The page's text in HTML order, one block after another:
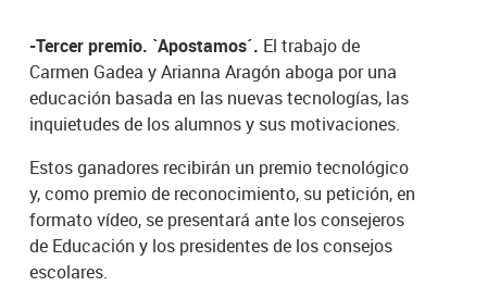
-Tercer premio. `Apostamos´. El trabajo de
Carmen Gadea y Arianna Aragón aboga por una
educación basada en las nuevas tecnologías, las
inquietudes de los alumnos y sus motivaciones.
Estos ganadores recibirán un premio tecnológico
y, como premio de reconocimiento, su petición, en
formato vídeo, se presentará ante los consejeros
de Educación y los presidentes de los consejos
escolares.